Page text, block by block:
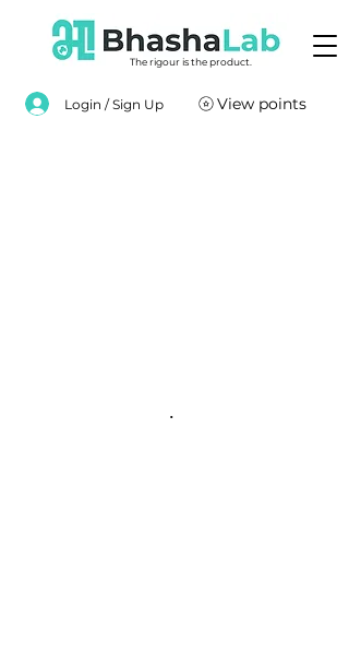
The rigour is the product.
Login / Sign Up View points
.